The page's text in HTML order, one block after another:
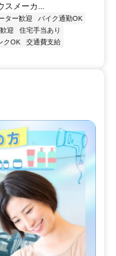
メーカ...
ター歓迎
バイク通勤OK
迎
住宅手当あり
クOK
交通費支給